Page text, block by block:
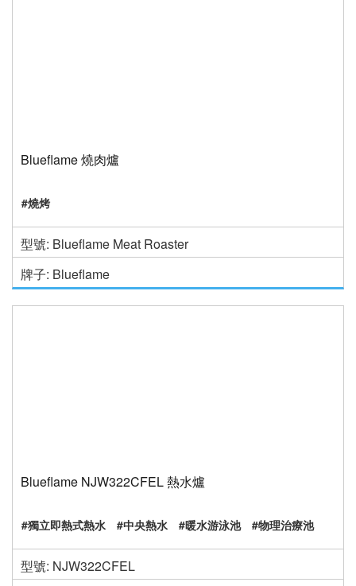
Blueflame 燒肉爐
#燒烤
型號: Blueflame Meat Roaster
牌子: Blueflame
Blueflame NJW322CFEL 熱水爐
#獨立即熱式熱水 #中央熱水 #暖水游泳池 #物理治療池
型號: NJW322CFEL